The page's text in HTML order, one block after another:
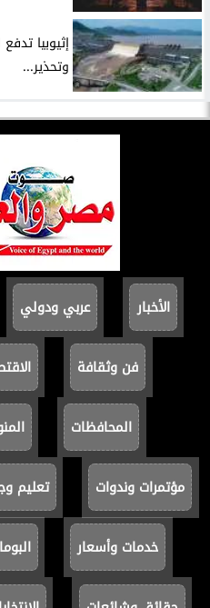
إثيوبيا
وتحذير...
الأخبار عربي ودولي
فن وثقافة
المحافظات
مؤتمرات وندوات تعليم
خدمات وأسعار